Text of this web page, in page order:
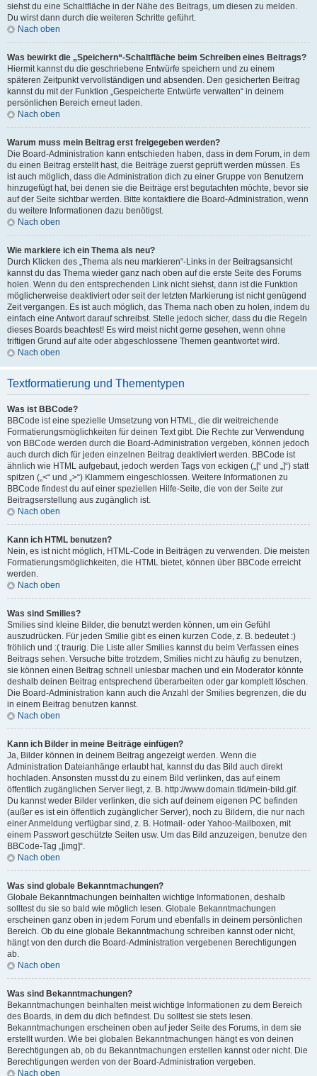
siehst du eine Schaltfläche in der Nähe des Beitrags, um diesen zu melden.
Du wirst dann durch die weiteren Schritte geführt.
Nach oben
Was bewirkt die „Speichern“-Schaltfläche beim Schreiben eines Beitrags?
Hiermit kannst du die geschriebene Entwürfe speichern und zu einem
späteren Zeitpunkt vervollständigen und absenden. Den gesicherten Beitrag
kannst du mit der Funktion „Gespeicherte Entwürfe verwalten“ in deinem
persönlichen Bereich erneut laden.
Nach oben
Warum muss mein Beitrag erst freigegeben werden?
Die Board-Administration kann entschieden haben, dass in dem Forum, in dem
du einen Beitrag erstellt hast, die Beiträge zuerst geprüft werden müssen. Es
ist auch möglich, dass die Administration dich zu einer Gruppe von Benutzern
hinzugefügt hat, bei denen sie die Beiträge erst begutachten möchte, bevor sie
auf der Seite sichtbar werden. Bitte kontaktiere die Board-Administration, wenn
du weitere Informationen dazu benötigst.
Nach oben
Wie markiere ich ein Thema als neu?
Durch Klicken des „Thema als neu markieren“-Links in der Beitragsansicht
kannst du das Thema wieder ganz nach oben auf die erste Seite des Forums
holen. Wenn du den entsprechenden Link nicht siehst, dann ist die Funktion
möglicherweise deaktiviert oder seit der letzten Markierung ist nicht genügend
Zeit vergangen. Es ist auch möglich, das Thema nach oben zu holen, indem du
einfach eine Antwort darauf schreibst. Stelle jedoch sicher, dass du die Regeln
dieses Boards beachtest! Es wird meist nicht gerne gesehen, wenn ohne
triftigen Grund auf alte oder abgeschlossene Themen geantwortet wird.
Nach oben
Textformatierung und Thementypen
Was ist BBCode?
BBCode ist eine spezielle Umsetzung von HTML, die dir weitreichende
Formatierungsmöglichkeiten für deinen Text gibt. Die Rechte zur Verwendung
von BBCode werden durch die Board-Administration vergeben, können jedoch
auch durch dich für jeden einzelnen Beitrag deaktiviert werden. BBCode ist
ähnlich wie HTML aufgebaut, jedoch werden Tags von eckigen („[“ und „]“) statt
spitzen („<“ und „>“) Klammern eingeschlossen. Weitere Informationen zu
BBCode findest du auf einer speziellen Hilfe-Seite, die von der Seite zur
Beitragserstellung aus zugänglich ist.
Nach oben
Kann ich HTML benutzen?
Nein, es ist nicht möglich, HTML-Code in Beiträgen zu verwenden. Die meisten
Formatierungsmöglichkeiten, die HTML bietet, können über BBCode erreicht
werden.
Nach oben
Was sind Smilies?
Smilies sind kleine Bilder, die benutzt werden können, um ein Gefühl
auszudrücken. Für jeden Smilie gibt es einen kurzen Code, z. B. bedeutet :)
fröhlich und :( traurig. Die Liste aller Smilies kannst du beim Verfassen eines
Beitrags sehen. Versuche bitte trotzdem, Smilies nicht zu häufig zu benutzen,
sie können einen Beitrag schnell unlesbar machen und ein Moderator könnte
deshalb deinen Beitrag entsprechend überarbeiten oder gar komplett löschen.
Die Board-Administration kann auch die Anzahl der Smilies begrenzen, die du
in einem Beitrag benutzen kannst.
Nach oben
Kann ich Bilder in meine Beiträge einfügen?
Ja, Bilder können in deinem Beitrag angezeigt werden. Wenn die
Administration Dateianhänge erlaubt hat, kannst du das Bild auch direkt
hochladen. Ansonsten musst du zu einem Bild verlinken, das auf einem
öffentlich zugänglichen Server liegt, z. B. http://www.domain.tld/mein-bild.gif.
Du kannst weder Bilder verlinken, die sich auf deinem eigenen PC befinden
(außer es ist ein öffentlich zugänglicher Server), noch zu Bildern, die nur nach
einer Anmeldung verfügbar sind, z. B. Hotmail- oder Yahoo-Mailboxen, mit
einem Passwort geschützte Seiten usw. Um das Bild anzuzeigen, benutze den
BBCode-Tag „[img]“.
Nach oben
Was sind globale Bekanntmachungen?
Globale Bekanntmachungen beinhalten wichtige Informationen, deshalb
solltest du sie so bald wie möglich lesen. Globale Bekanntmachungen
erscheinen ganz oben in jedem Forum und ebenfalls in deinem persönlichen
Bereich. Ob du eine globale Bekanntmachung schreiben kannst oder nicht,
hängt von den durch die Board-Administration vergebenen Berechtigungen
ab.
Nach oben
Was sind Bekanntmachungen?
Bekanntmachungen beinhalten meist wichtige Informationen zu dem Bereich
des Boards, in dem du dich befindest. Du solltest sie stets lesen.
Bekanntmachungen erscheinen oben auf jeder Seite des Forums, in dem sie
erstellt wurden. Wie bei globalen Bekanntmachungen hängt es von deinen
Berechtigungen ab, ob du Bekanntmachungen erstellen kannst oder nicht. Die
Berechtigungen werden von der Board-Administration vergeben.
Nach oben